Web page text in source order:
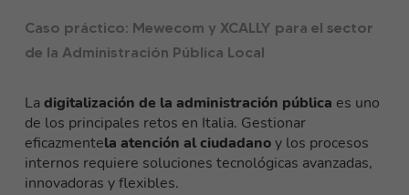
Caso práctico: Mewecom y XCALLY para el sector
de la Administración Pública Local
Ladigitalización de la administración pública es uno
de los principales retos en Italia. Gestionar
eficazmentela atención al ciudadanoy los procesos
internos requiere soluciones tecnológicas avanzadas,
innovadoras y flexibles.